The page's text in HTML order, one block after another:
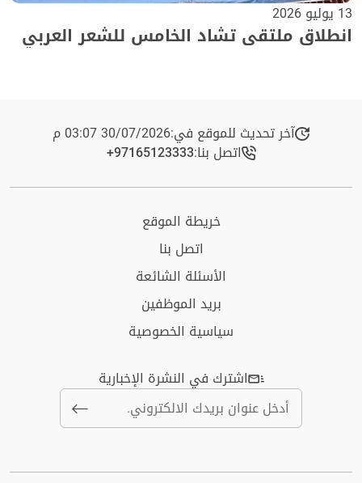
13 يوليو 2026
انطلاق ملتقى تشاد الخامس للشعر العربي
آخر تحديث للموقع في:30/07/2026 03:07 م
اتصل بنا:+97165123333​
خريطة الموقع
اتصل بنا
الأسئلة الشائعة
بريد الموظفين
سياسية الخصوصية
اشترك في النشرة الإخبارية